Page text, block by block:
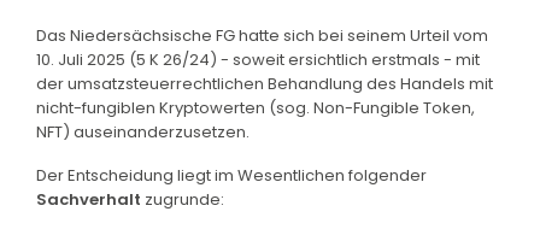
Das Niedersächsische FG hatte sich bei seinem Urteil vom
10. Juli 2025 (5 K 26/24) - soweit ersichtlich erstmals - mit
der umsatzsteuerrechtlichen Behandlung des Handels mit
nicht-fungiblen Kryptowerten (sog. Non-Fungible Token,
NFT) auseinanderzusetzen.
Der Entscheidung liegt im Wesentlichen folgender
Sachverhalt zugrunde: